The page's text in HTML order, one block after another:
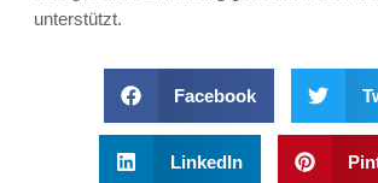
unterstützt.
Facebook
LinkedIn